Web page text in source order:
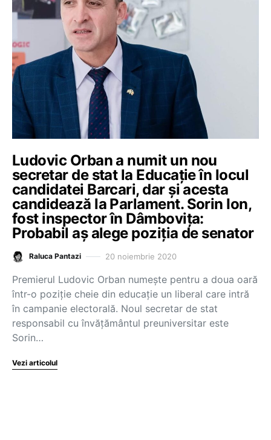
Ludovic Orban a numit un nou
secretar de stat la Educație în locul
candidatei Barcari, dar și acesta
candidează la Parlament. Sorin Ion,
fost inspector în Dâmbovița:
Probabil aș alege poziția de senator
Raluca Pantazi 20 noiembrie 2020
Premierul Ludovic Orban numește pentru a doua oară
într-o poziție cheie din educație un liberal care intră
în campanie electorală. Noul secretar de stat
responsabil cu învățământul preuniversitar este
Sorin…
Vezi articolul